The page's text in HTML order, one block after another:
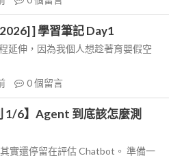
] 學習筆記 Day1
延伸，因為我個人想趁著育嬰假空
0個留言
1/6】Agent 到底該怎麼測
實還停留在評估 Chatbot。 準備一